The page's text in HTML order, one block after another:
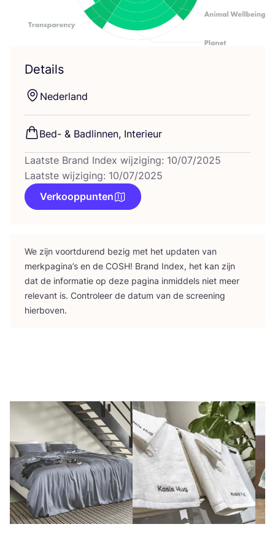
Details
Neder­land
Bed- & Bad­lin­nen, Interieur
Laatste Brand Index wijziging: 10/07/2025
Laatste wijziging: 10/07/2025
Verkooppunten
We zijn voort­du­rend bezig met het upda­ten van
merk­pa­gi­na’s en de COSH! Brand Index, het kan zijn
dat de infor­ma­tie op deze pagi­na inmid­dels niet meer
rele­vant is. Con­tro­leer de datum van de scree­ning
hierboven.